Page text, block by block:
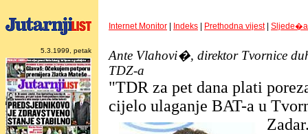
5.3.1999, petak
Internet Monitor | Indeks | Prethodna vijest| Sljede�a
Ante Vlahovi�, direktor Tvornice
TDZ-a
"TDR za pet dana plati
cijelo ulaganje BAT-a u